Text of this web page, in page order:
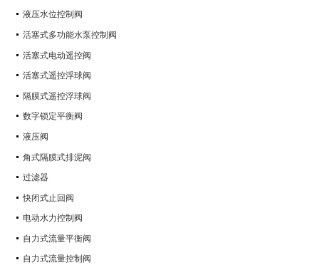
液压水位控制阀
活塞式多功能水泵控制阀
活塞式电动遥控阀
活塞式遥控浮球阀
隔膜式遥控浮球阀
数字锁定平衡阀
液压阀
角式隔膜式排泥阀
过滤器
快闭式止回阀
电动水力控制阀
自力式流量平衡阀
自力式流量控制阀